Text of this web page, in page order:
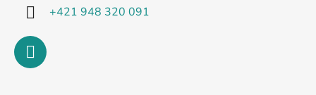
+421 948 320 091